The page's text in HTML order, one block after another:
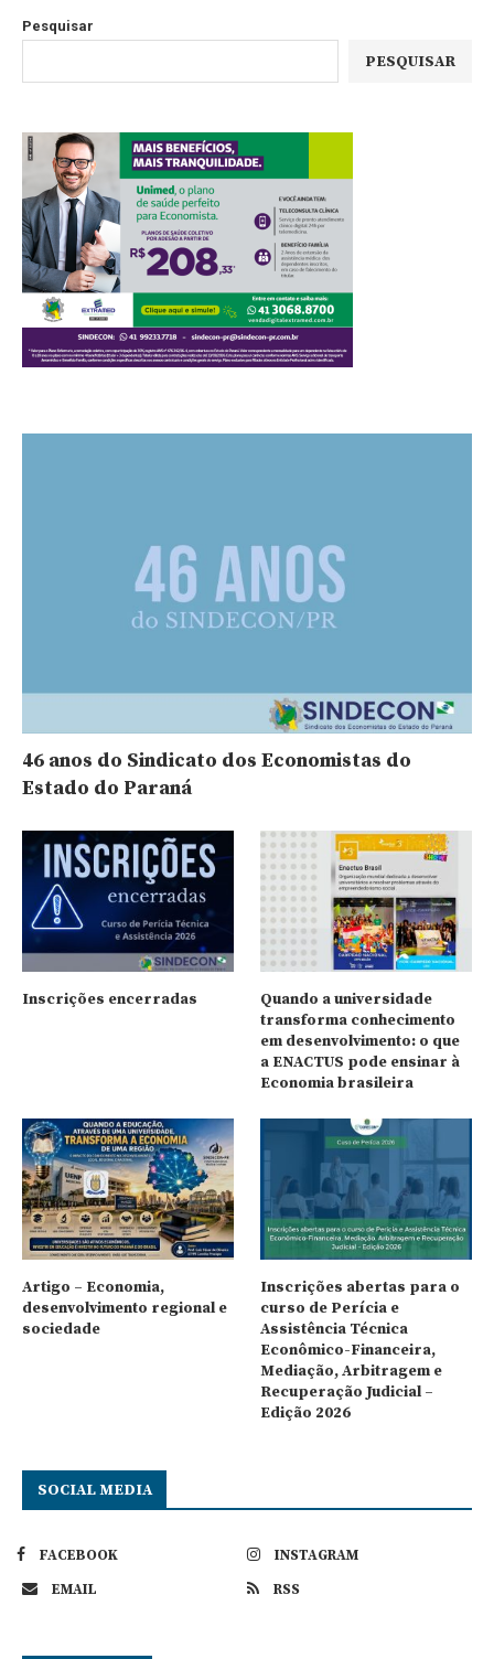
Pesquisar
PESQUISAR
46 anos do Sindicato dos Economistas do
Estado do Paraná
Inscrições encerradas
Quando a universidade
transforma conhecimento
em desenvolvimento: o que
a ENACTUS pode ensinar à
Economia brasileira
Artigo – Economia,
desenvolvimento regional e
sociedade
Inscrições abertas para o
curso de Perícia e
Assistência Técnica
Econômico-Financeira,
Mediação, Arbitragem e
Recuperação Judicial –
Edição 2026
SOCIAL MEDIA
FACEBOOK
INSTAGRAM
EMAIL
RSS